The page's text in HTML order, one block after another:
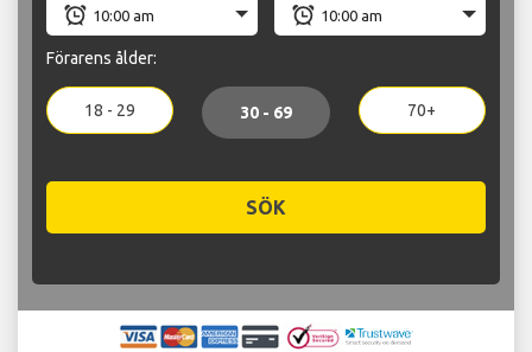
Förarens ålder:
18 - 29 30 - 69 70+
SÖK